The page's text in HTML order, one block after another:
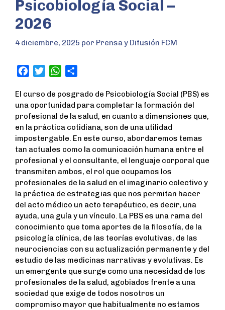
Psicobiología Social –
2026
4 diciembre, 2025 por Prensa y Difusión FCM
c
e
b
o
o
k
t
t
e
r
W
a
t
s
A
p
p
a
r
e
El curso de posgrado de Psicobiología Social (PBS) es
una oportunidad para completar la formación del
profesional de la salud, en cuanto a dimensiones que,
en la práctica cotidiana, son de una utilidad
impostergable. En este curso, abordaremos temas
tan actuales como la comunicación humana entre el
profesional y el consultante, el lenguaje corporal que
transmiten ambos, el rol que ocupamos los
profesionales de la salud en el imaginario colectivo y
la práctica de estrategias que nos permitan hacer
del acto médico un acto terapéutico, es decir, una
ayuda, una guía y un vínculo. La PBS es una rama del
conocimiento que toma aportes de la filosofía, de la
psicología clínica, de las teorías evolutivas, de las
neurociencias con su actualización permanente y del
estudio de las medicinas narrativas y evolutivas. Es
un emergente que surge como una necesidad de los
profesionales de la salud, agobiados frente a una
sociedad que exige de todos nosotros un
compromiso mayor que habitualmente no estamos